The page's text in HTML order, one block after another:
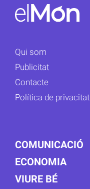
Qui som
Publicitat
Contacte
Política de privacitat
COMUNICACIÓ
ECONOMIA
VIURE BÉ